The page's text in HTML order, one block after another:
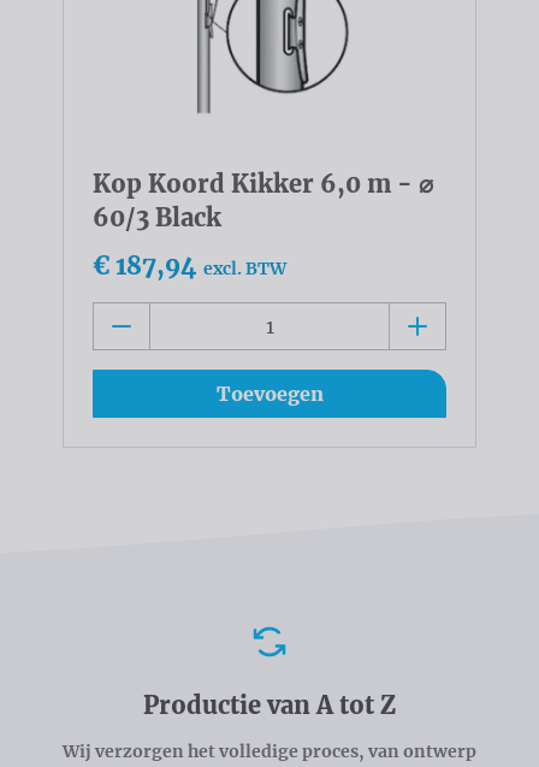
Kop Koord Kikker 6,0 m - ⌀
60/3 Black
€ 187,94 excl. BTW
Toevoegen
Productie van A tot Z
Wij verzorgen het volledige proces, van ontwerp